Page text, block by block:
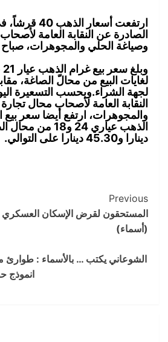
ارتفعت أسعار
الصادرة عن النقابة العامة
وصياغة الحلي والمجوهرات،
لجهة الشراء.وبحسب التسعيرة
النقابة العامة لأصحاب محال
والمجوهرات، ارتفع أيضا سعر بيع
دينارا و45.30 دينارا على التوالي.
Post
Navigation
Previous
المستحقون لقرض الإسكان العسكري
(أسماء)
الشوعاني يكتب … بالأسماء :
انموذج